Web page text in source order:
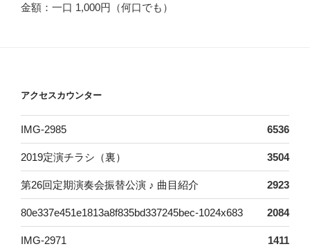
金額：一口 1,000円（何口でも）
アクセスカウンター
IMG-2985 6536
2019定演チラシ（裏） 3504
第26回定期演奏会振替公演 ♪ 曲目紹介 2923
80e337e451e1813a8f835bd337245bec-1024x683 2084
IMG-2971 1411